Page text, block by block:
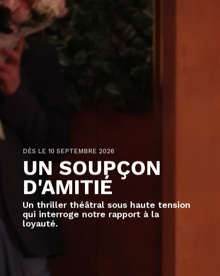
DÈS LE 10 SEPTEMBRE 2026
UN SOUPÇON
D'AMITIÉ
Un thriller théâtral sous haute tension
qui interroge notre rapport à la
loyauté.